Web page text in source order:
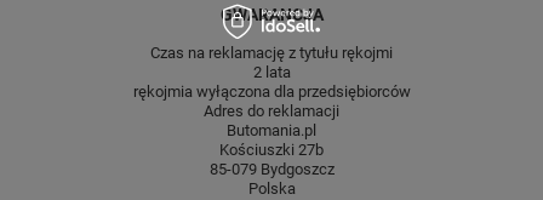
GWARANCJA
Czas na reklamację z tytułu rękojmi
2 lata
rękojmia wyłączona dla przedsiębiorców
Adres do reklamacji
Butomania.pl
Kościuszki 27b
85-079 Bydgoszcz
Polska